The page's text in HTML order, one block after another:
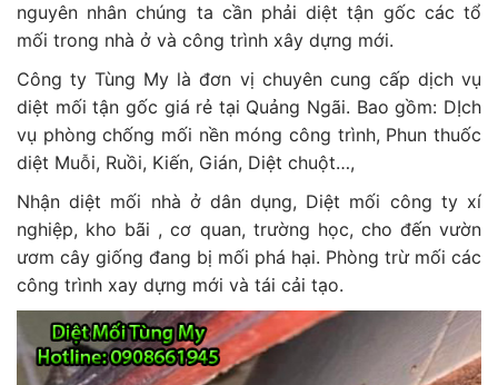
nguyên nhân chúng ta cần phải diệt tận gốc các tổ
mối trong nhà ở và công trình xây dựng mới.
Công ty Tùng My là đơn vị chuyên cung cấp dịch vụ
diệt mối tận gốc giá rẻ tại Quảng Ngãi. Bao gồm: DỊch
vụ phòng chống mối nền móng công trình, Phun thuốc
diệt Muỗi, Ruồi, Kiến, Gián, Diệt chuột…,
Nhận diệt mối nhà ở dân dụng, Diệt mối công ty xí
nghiệp, kho bãi , cơ quan, trường học, cho đến vườn
ươm cây giống đang bị mối phá hại. Phòng trừ mối các
công trình xay dựng mới và tái cải tạo.